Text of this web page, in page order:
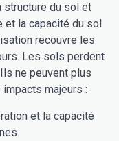
structure du sol et
la capacité du sol
recouvre les
Les sols perdent
ne peuvent plus
majeurs :
et la capacité